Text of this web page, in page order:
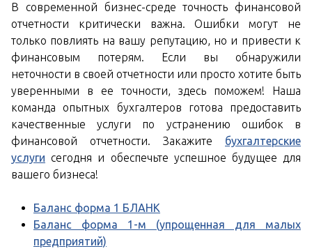
В современной бизнес-среде точность финансовой
отчетности критически важна. Ошибки могут не
только повлиять на вашу репутацию, но и привести к
финансовым потерям. Если вы обнаружили
неточности в своей отчетности или просто хотите быть
уверенными в ее точности, здесь поможем! Наша
команда опытных бухгалтеров готова предоставить
качественные услуги по устранению ошибок в
финансовой отчетности. Закажите бухгалтерские
услуги сегодня и обеспечьте успешное будущее для
вашего бизнеса!
Баланс форма 1 БЛАНК
Баланс форма 1-м (упрощенная для малых
предприятий)